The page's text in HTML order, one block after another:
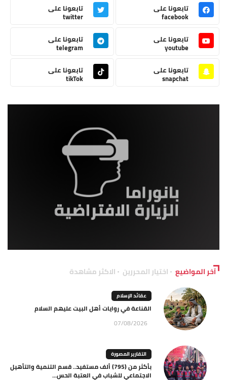
تابعونا على
facebook
تابعونا على
twitter
تابعونا على
youtube
تابعونا على
telegram
تابعونا على
snapchat
تابعونا على
tikTok
آخر المواضيع اختيار المحررين الاكثر مشاهدة
عقائد الإسلام
القناعة في روايات أهل البيت عليهم السلام
07/08/2026
التقارير المصورة
بأكثر من (795) ألف مستفيد.. قسم التنمية والتأهيل
الاجتماعي للشباب في العتبة الحس...